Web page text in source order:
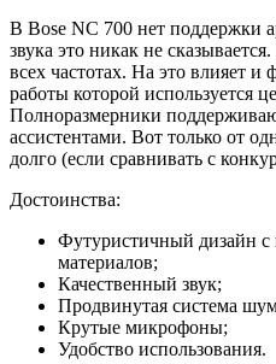
В Bose NC 700 нет поддержки
звука это никак не
всех частотах. На это влияет
работы которой используется
Полноразмерники
ассистентами. Вот только от
долго (если сравнивать с
Достоинства:
Футуристичный дизайн с
материалов;
Качественный звук;
Продвинутая система
Крутые микрофоны;
Удобство использования.